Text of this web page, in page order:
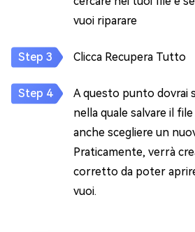
vuoi riparare
Clicca Recupera Tutto
A questo punto dovrai
nella quale salvare il
anche scegliere un
Praticamente, verrà
corretto da poter
vuoi.